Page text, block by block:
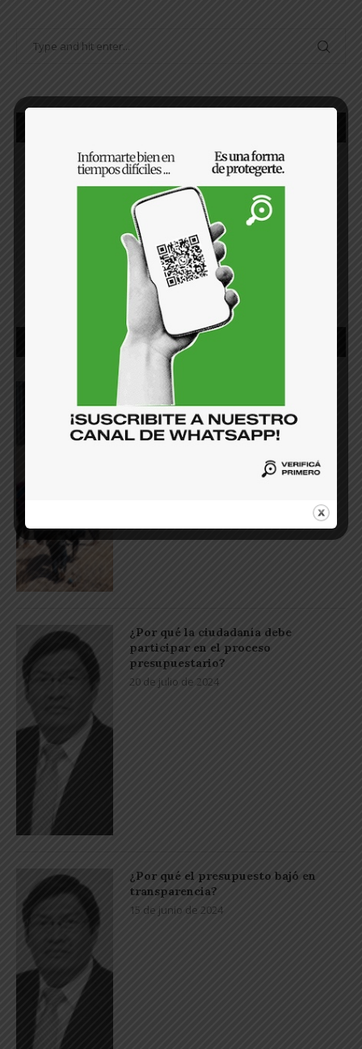
FACEBOOK TWITTER
YOUTUBE
OPINIÓN
¿Qué significa el triunfo de Trump
para El Salvador?
9 de noviembre de 2024
¿Por qué la ciudadanía debe
participar en el proceso
presupuestario?
20 de julio de 2024
¿Por qué el presupuesto bajó en
transparencia?
15 de junio de 2024